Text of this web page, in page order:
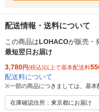
配送情報・送料について
この商品はLOHACOが販売・
最短翌日お届け
3,780円(税込)以上で基本配送料
配送料について
※一部の商品につきましては、基本
在庫確認住所：東京都にお届け